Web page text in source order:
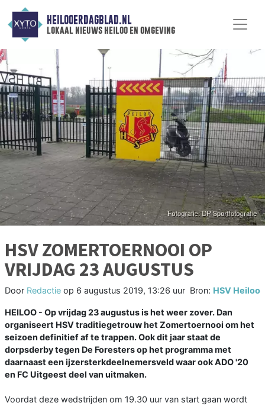
HEILOOERDAGBLAD.NL
lokaal nieuws heiloo en omgeving
HSV ZOMERTOERNOOI OP
VRIJDAG 23 AUGUSTUS
Door Redactie op 6 augustus 2019, 13:26 uur Bron: HSV Heiloo
HEILOO - Op vrijdag 23 augustus is het weer zover. Dan
organiseert HSV traditiegetrouw het Zomertoernooi om het
seizoen definitief af te trappen. Ook dit jaar staat de
dorpsderby tegen De Foresters op het programma met
daarnaast een ijzersterkdeelnemersveld waar ook ADO '20
en FC Uitgeest deel van uitmaken.
Voordat deze wedstrijden om 19.30 uur van start gaan wordt